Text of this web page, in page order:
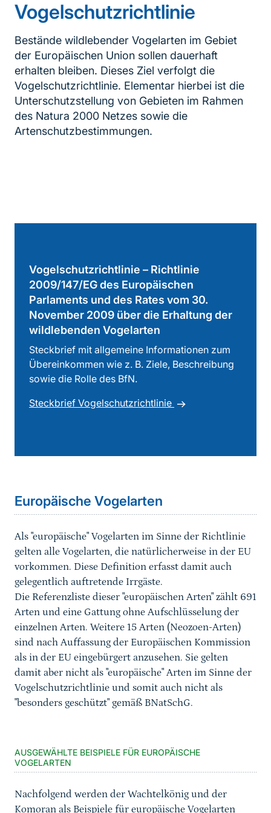
Vogelschutzrichtlinie
Bestände wildlebender Vogelarten im Gebiet
der Europäischen Union sollen dauerhaft
erhalten bleiben. Dieses Ziel verfolgt die
Vogelschutzrichtlinie. Elementar hierbei ist die
Unterschutzstellung von Gebieten im Rahmen
des Natura 2000 Netzes sowie die
Artenschutzbestimmungen.
Vogelschutzrichtlinie – Richtlinie
2009/147/EG des Europäischen
Parlaments und des Rates vom 30.
November 2009 über die Erhaltung der
wildlebenden Vogelarten
Steckbrief mit allgemeine Informationen zum
Übereinkommen wie z. B. Ziele, Beschreibung
sowie die Rolle des BfN.
Steckbrief Vogelschutzrichtlinie
Europäische Vogelarten
Als "europäische" Vogelarten im Sinne der Richtlinie
gelten alle Vogelarten, die natürlicherweise in der EU
vorkommen. Diese Definition erfasst damit auch
gelegentlich auftretende Irrgäste.
Die Referenzliste dieser "europäischen Arten" zählt 691
Arten und eine Gattung ohne Aufschlüsselung der
einzelnen Arten. Weitere 15 Arten (Neozoen-Arten)
sind nach Auffassung der Europäischen Kommission
als in der EU eingebürgert anzusehen. Sie gelten
damit aber nicht als "europäische" Arten im Sinne der
Vogelschutzrichtlinie und somit auch nicht als
"besonders geschützt" gemäß BNatSchG.
AUSGEWÄHLTE BEISPIELE FÜR EUROPÄISCHE
VOGELARTEN
Nachfolgend werden der Wachtelkönig und der
Komoran als Beispiele für europäische Vogelarten